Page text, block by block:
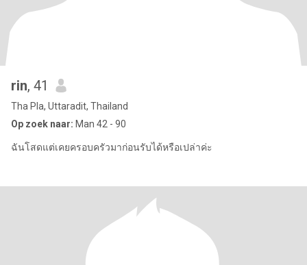
rin, 41
Tha Pla, Uttaradit, Thailand
Op zoek naar: Man 42 - 90
ฉันโสดแต่เคยครอบครัวมาก่อนรับได้หรือเปล่าค่ะ